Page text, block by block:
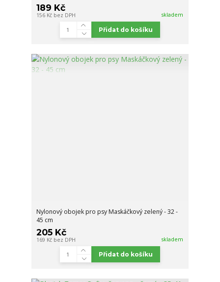
189 Kč
156 Kč bez DPH skladem
Přidat do košíku
Nylonový obojek pro psy Maskáčkový zelený - 32 -
45 cm
205 Kč
169 Kč bez DPH skladem
Přidat do košíku